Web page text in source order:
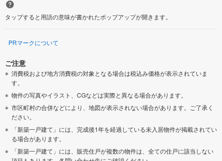
タップすると用語の意味が書かれたポップアップが開きます。
PRマークについて
ご注意
消費税および地方消費税の対象となる場合は税込み価格が表示されていま
す。
物件の写真やイラスト、CGなどは実際と異なる場合があります。
市区町村の合併などにより、地図が表示されない場合があります。ご了承く
ださい。
「新築一戸建て」には、完成後1年を経過している未入居物件が掲載されてい
る場合があります。
「新築一戸建て」には、販売住戸が複数の物件は、全ての住戸に該当しない